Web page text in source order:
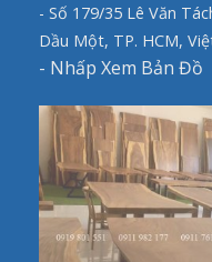
- Số 179/35 Lê Văn
Dầu Một, TP. HCM,
- Nhấp Xem Bản Đồ